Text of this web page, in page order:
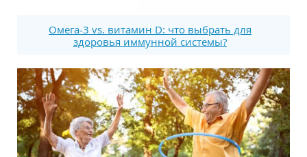
Омега-3 vs. витамин D: что выбрать для
здоровья иммунной системы?